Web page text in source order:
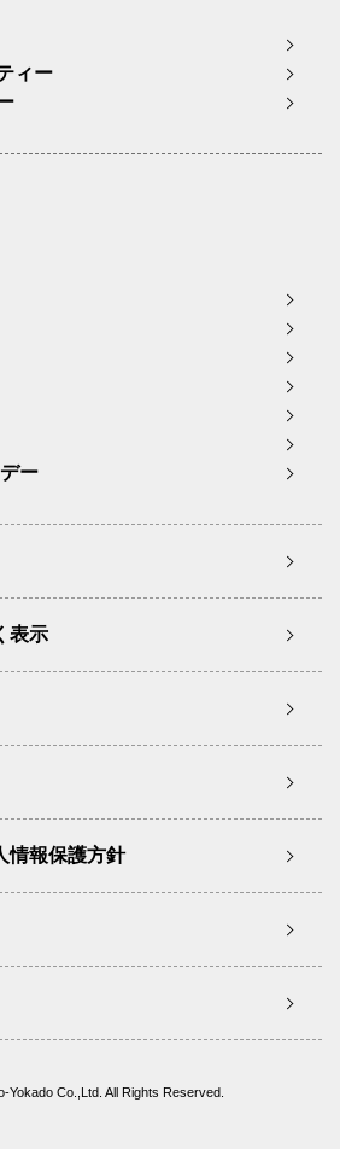
ィー
ー
表示
情報保護方針
Yokado Co.,Ltd. All Rights Reserved.